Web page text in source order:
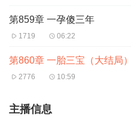
第859章 一孕傻三年
1719 06:22
2776 10:59
主播信息